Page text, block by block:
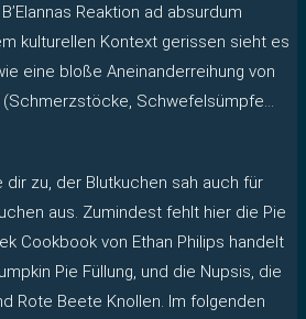
Reaktion ad absurdum
kulturellen Kontext gerissen sieht es
eine bloße Aneinanderreihung von
(Schmerzstöcke, Schwefelsümpfe…
dir zu, der Blutkuchen sah auch für
aus. Zumindest fehlt hier die Pie
Cookbook von Ethan Philips handelt
Pie Füllung, und die Nupsis, die
Rote Beete Knollen. Im folgenden